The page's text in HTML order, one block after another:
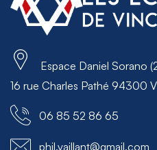
Espace Daniel Sorano
16 rue Charles Pathé 94300
06 85 52 86 65
phil.vaillant@gmail.com